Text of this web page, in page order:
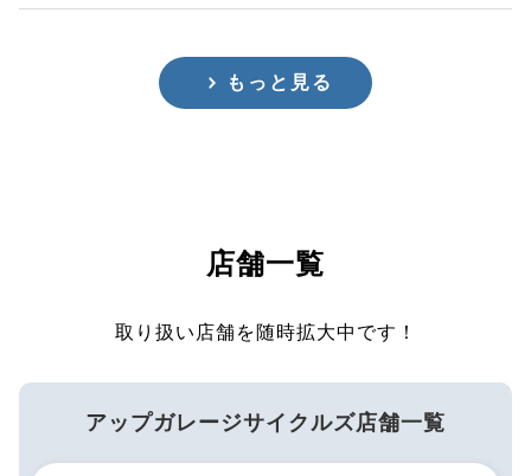
もっと見る
店舗一覧
取り扱い店舗を随時拡大中です！
アップガレージサイクルズ店舗一覧